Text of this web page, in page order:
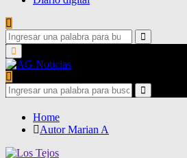
Search
for:
Search
Primary
Menu
Search
for:
Search
Home
AutorMarian A